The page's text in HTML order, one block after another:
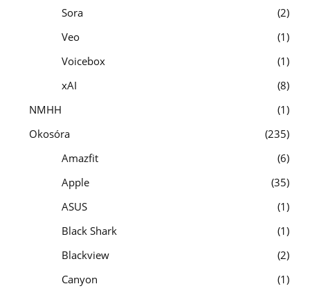
Sora
2
Veo
1
Voicebox
1
xAI
8
NMHH
1
Okosóra
235
Amazfit
6
Apple
35
ASUS
1
Black Shark
1
Blackview
2
Canyon
1